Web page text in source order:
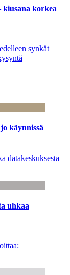
kiusana korkea
synkät
käynnissä
datakeskuksesta –
uhkaa